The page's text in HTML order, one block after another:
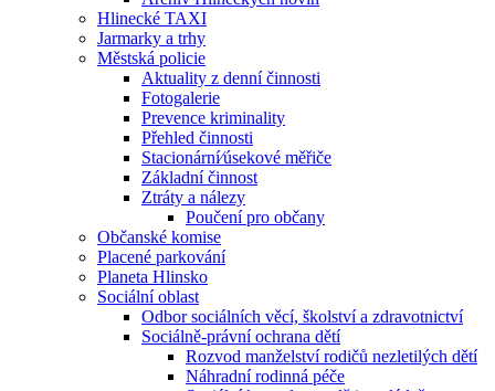
Hlinecké TAXI
Jarmarky a trhy
Městská policie
Aktuality z denní činnosti
Fotogalerie
Prevence kriminality
Přehled činnosti
Stacionární⁄úsekové měřiče
Základní činnost
Ztráty a nálezy
Poučení pro občany
Občanské komise
Placené parkování
Planeta Hlinsko
Sociální oblast
Odbor sociálních věcí, školství a zdravotnictví
Sociálně-právní ochrana dětí
Rozvod manželství rodičů nezletilých dětí
Náhradní rodinná péče